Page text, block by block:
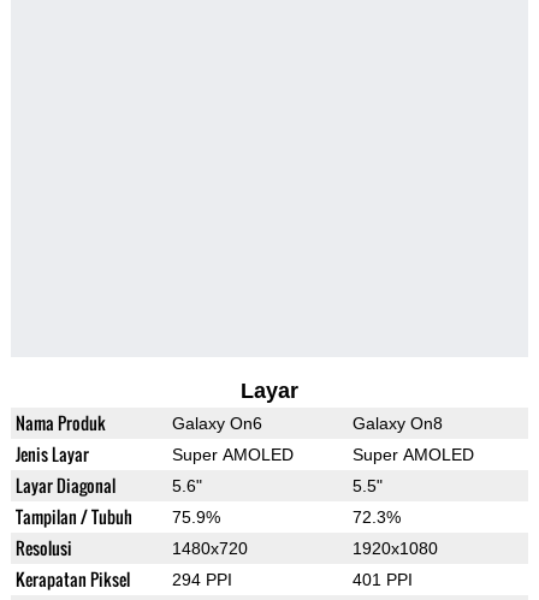
Layar
Nama Produk Galaxy On6 Galaxy On8
Jenis Layar Super AMOLED Super AMOLED
Layar Diagonal 5.6" 5.5"
Tampilan / Tubuh 75.9% 72.3%
Resolusi 1480x720 1920x1080
Kerapatan Piksel 294 PPI 401 PPI